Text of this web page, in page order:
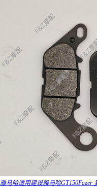
雅马哈适用建设雅马哈GT150Fazer